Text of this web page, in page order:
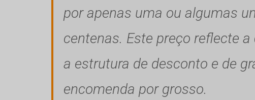
por apenas uma ou algumas
centenas. Este preço reflecte
a estrutura de desconto e de
encomenda por grosso.